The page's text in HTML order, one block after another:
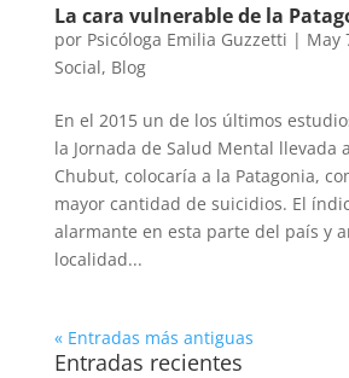
La cara vulnerable de la
por Psicóloga Emilia Guzzetti | May
Social, Blog
En el 2015 un de los últimos
la Jornada de Salud Mental llevada
Chubut, colocaría a la Patagonia,
mayor cantidad de suicidios. El
alarmante en esta parte del país y
localidad...
« Entradas más antiguas
Entradas recientes